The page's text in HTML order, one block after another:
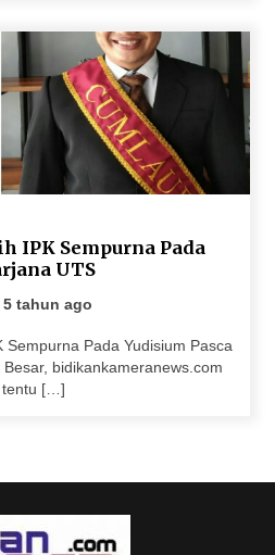
Salurkan Bantuan
di Desa Teluk
Inovasi Lewat
Satlantas Polres
Pelayanan
Kabupaten
IPK Sempurna Pada
UTS
tahun ago
Sempurna Pada Yudisium Pasca
bidikankameranews.com
tentu […]